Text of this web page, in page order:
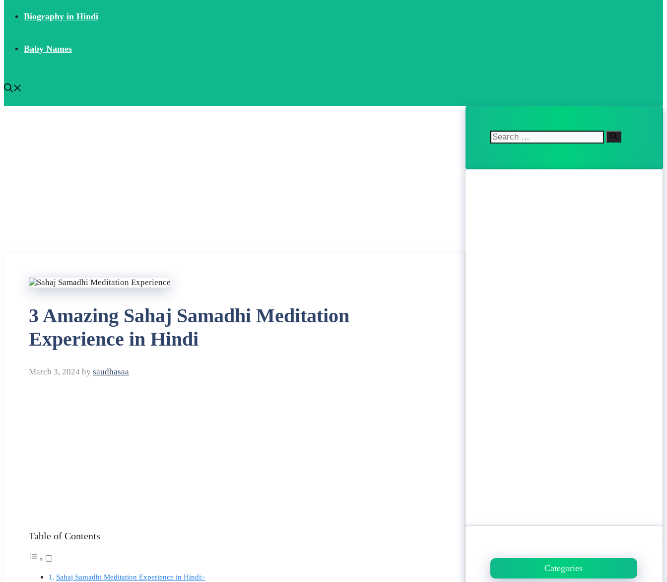
Biography in Hindi
Baby Names
3 Amazing Sahaj Samadhi Meditation
Experience in Hindi
March 3, 2024 by saudhasaa
Table of Contents
Sahaj Samadhi Meditation Experience in Hindi:-
Search
for:
Categories